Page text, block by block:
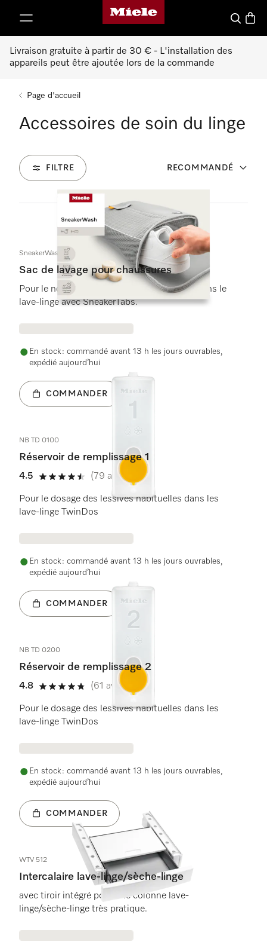
Page d'accueil de Miele
Search
Livraison gratuite à partir de 30 € - L'installation des
appareils peut être ajoutée lors de la commande
Page d'accueil
Accessoires de soin du linge
FILTRE RECOMMANDÉ
Produits
SneakerWash
Sac de lavage pour chaussures
Pour le nettoyage efficace des chaussures dans le
lave-linge avec SneakerTabs.
En stock : commandé avant 13 h les jours ouvrables,
expédié aujourd’hui
COMMANDER
NB TD 0100
Réservoir de remplissage 1
4.5
4.5 étoiles de 5
(79 avis)
Pour le dosage des lessives habituelles dans les
lave-linge TwinDos
En stock : commandé avant 13 h les jours ouvrables,
expédié aujourd’hui
COMMANDER
NB TD 0200
Réservoir de remplissage 2
4.8
4.8 étoiles de 5
(61 avis)
Pour le dosage des lessives habituelles dans les
lave-linge TwinDos
En stock : commandé avant 13 h les jours ouvrables,
expédié aujourd’hui
COMMANDER
WTV 512
Intercalaire lave-linge/sèche-linge
avec tiroir intégré pour une colonne lave-
linge/sèche-linge très pratique.